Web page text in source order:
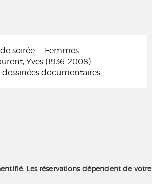
soirée -- Femmes
Yves (1936-2008)
dessinées documentaires
Les réservations dépendent de votre